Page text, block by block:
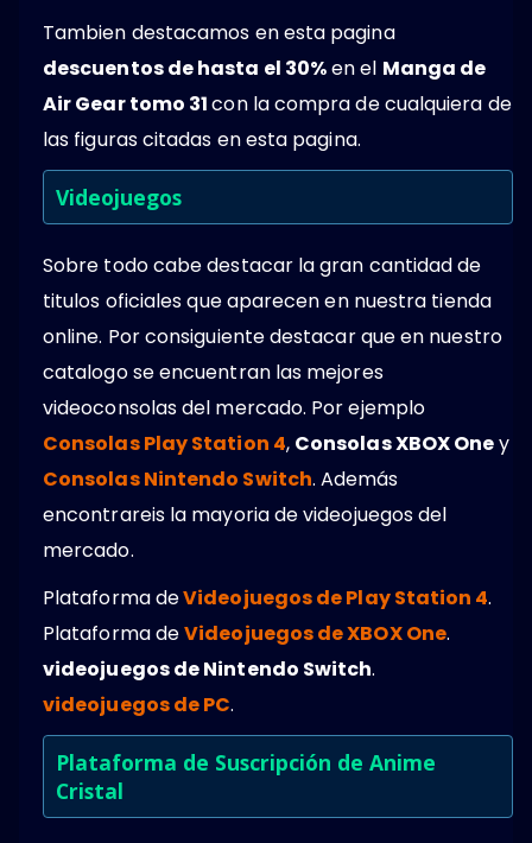
Tambien destacamos en esta pagina
descuentos de hasta el 30%en el Manga de
Air Gear tomo 31con la compra de cualquiera de
las figuras citadas en esta pagina.
Videojuegos
Sobre todo cabe destacar la gran cantidad de
titulos oficiales que aparecen en nuestra tienda
online. Por consiguiente destacar que en nuestro
catalogo se encuentran las mejores
videoconsolas del mercado. Por ejemplo
Consolas Play Station 4, Consolas XBOX Oney
Consolas Nintendo Switch. Además
encontrareis la mayoria de videojuegos del
mercado.
Plataforma deVideojuegos de Play Station 4.
Plataforma deVideojuegos de XBOX One.
videojuegos de Nintendo Switch.
videojuegos de PC.
Plataforma de Suscripción de Anime
Cristal